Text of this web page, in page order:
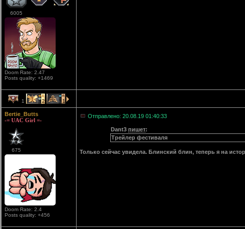
6005
Doom Rate: 2.47
Posts quality: +1469
1 2 1
Bertie_Butts
-= UAC Girl =-
675
Doom Rate: 2.4
Posts quality: +456
Отправлено: 20.08.19 01:40:33
Dant3 пишет:
Трейлер фестиваля
Только сейчас увидела. Блинский блин, теперь я на